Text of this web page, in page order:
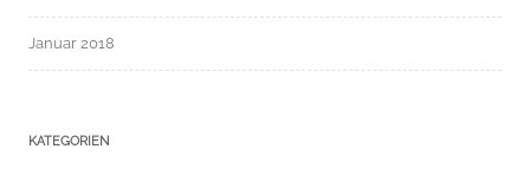
Januar 2018
KATEGORIEN